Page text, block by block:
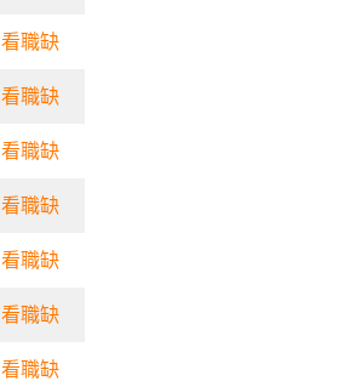
看職缺
看職缺
看職缺
看職缺
看職缺
看職缺
看職缺